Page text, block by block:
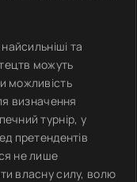
та
можуть
можливість
визначення
турнір, у
претендентів
не лише
власну силу, волю